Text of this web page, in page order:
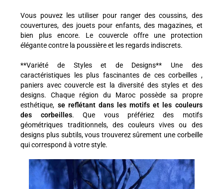
Vous pouvez les utiliser pour ranger des coussins, des
couvertures, des jouets pour enfants, des magazines, et
bien plus encore. Le couvercle offre une protection
élégante contre la poussière et les regards indiscrets.
**Variété de Styles et de Designs** Une des
caractéristiques les plus fascinantes de ces corbeilles ,
paniers avec couvercle est la diversité des styles et des
designs. Chaque région du Maroc possède sa propre
esthétique, se reflétant dans les motifs et les couleurs
des corbeilles. Que vous préfériez des motifs
géométriques traditionnels, des couleurs vives ou des
designs plus subtils, vous trouverez sûrement une corbeille
qui correspond à votre style.